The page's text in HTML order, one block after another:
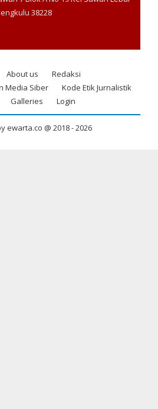
38228
About us
Redaksi
Media Siber
Kode Etik Jurnalistik
Galleries Login
ewarta.co @ 2018 -2026